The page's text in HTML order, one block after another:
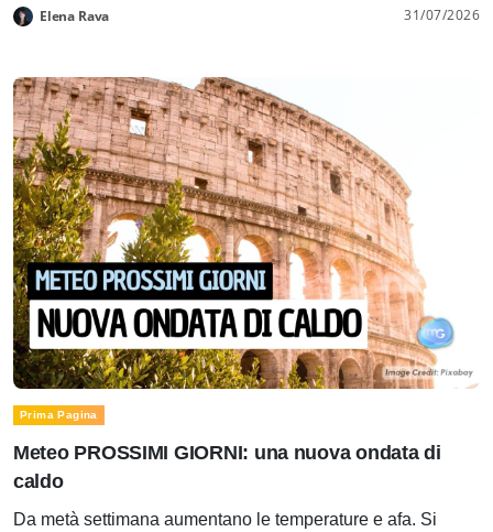
Elena Rava 31/07/2026
Prima Pagina
Meteo PROSSIMI GIORNI: una nuova ondata di
caldo
Da metà settimana aumentano le temperature e afa. Si